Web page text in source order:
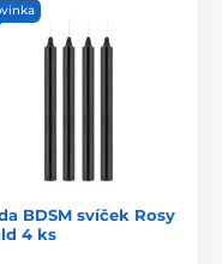
BDSM svíček Rosy
4 ks